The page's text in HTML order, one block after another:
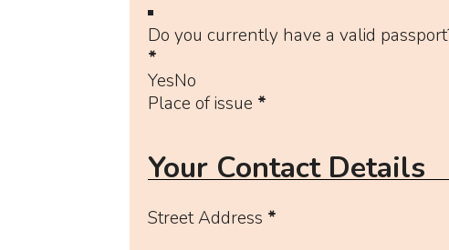
Do you currently have a valid
*
YesNo
Place of issue *
Your Contact Details
Street Address *